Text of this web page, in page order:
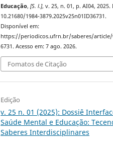
Educação,[S. l.], v. 25, n. 01, p. AI04, 2025.
10.21680/1984-3879.2025v25n01ID36731.
Disponível em:
https://periodicos.ufrn.br/saberes/
6731. Acesso em: 7 ago. 2026.
Fomatos de Citação
Edição
v. 25 n. 01 (2025): Dossiê
Saúde Mental e Educação:
Saberes Interdisciplinares